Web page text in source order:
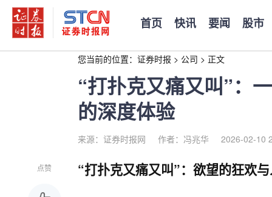
首页 快讯 要闻 股市
您当前的位置： 证券时报 > 公司 > 正文
“打扑克又痛又叫”：
的深度体验
来源：证券时报网 作者：冯兆华 2026-02-10
点赞 “打扑克又痛又叫”：欲望的狂欢